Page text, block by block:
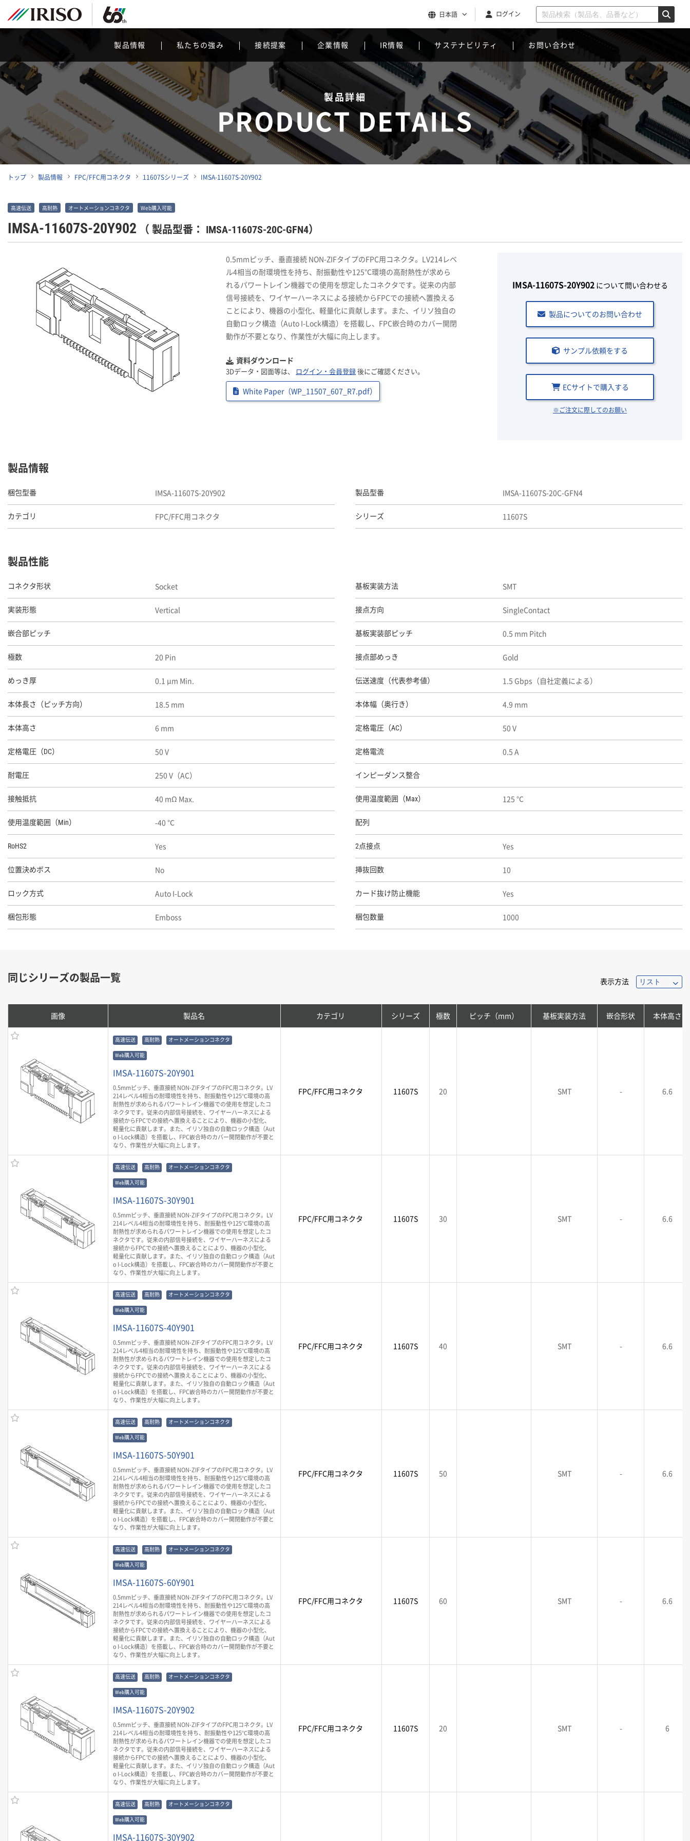
日本語 ログイン
製品情報 私たちの強み 接続提案 企業情報 IR情報 サステナビリティ お問い合わせ
製品詳細
PRODUCT DETAILS
トップ 製品情報 FPC/FFC用コネクタ 11607Sシリーズ IMSA-11607S-20Y902
高速伝送 高耐熱 オートメーションコネクタ Web購入可能
IMSA-11607S-20Y902 （ 製品型番： IMSA-11607S-20C-GFN4）
0.5mmピッチ、垂直接続 NON-ZIFタイプのFPC用コネクタ。LV214レベ
ル4相当の耐環境性を持ち、耐振動性や125℃環境の高耐熱性が求めら
れるパワートレイン機器での使用を想定したコネクタです。従来の内部
信号接続を、ワイヤーハーネスによる接続からFPCでの接続へ置換える
ことにより、機器の小型化、軽量化に貢献します。また、イリソ独自の
自動ロック構造（Auto I-Lock構造）を搭載し、FPC嵌合時のカバー開閉
動作が不要となり、作業性が大幅に向上します。
資料ダウンロード
3Dデータ・図面等は、 ログイン・会員登録後にご確認ください。
White Paper（WP_11507_607_R7.pdf）
IMSA-11607S-20Y902について問い合わせる
製品についてのお問い合わせ
サンプル依頼をする
ECサイトで購入する
※ご注文に際してのお願い
製品情報
梱包型番 IMSA-11607S-20Y902 製品型番 IMSA-11607S-20C-GFN4
カテゴリ FPC/FFC用コネクタ シリーズ 11607S
製品性能
コネクタ形状 Socket 基板実装方法 SMT
実装形態 Vertical 接点方向 SingleContact
嵌合部ピッチ 基板実装部ピッチ 0.5 mm Pitch
極数 20 Pin 接点部めっき Gold
めっき厚 0.1 μm Min. 伝送速度（代表参考値） 1.5 Gbps（自社定義による）
本体長さ（ピッチ方向） 18.5 mm 本体幅（奥行き） 4.9 mm
本体高さ 6 mm 定格電圧（AC） 50 V
定格電圧（DC） 50 V 定格電流 0.5 A
耐電圧 250 V（AC） インピーダンス整合
接触抵抗 40 mΩ Max. 使用温度範囲（Max） 125 ℃
使用温度範囲（Min） -40 ℃ 配列
RoHS2 Yes 2点接点 Yes
位置決めボス No 挿抜回数 10
ロック方式 Auto I-Lock カード抜け防止機能 Yes
梱包形態 Emboss 梱包数量 1000
同じシリーズの製品一覧 表示方法
画像 製品名 カテゴリ シリーズ 極数 ピッチ（mm） 基板実装方法 嵌合形状 本体高さ
高速伝送 高耐熱 オートメーションコネクタ
Web購入可能
IMSA-11607S-20Y901
0.5mmピッチ、垂直接続 NON-ZIFタイプのFPC用コネクタ。LV
214レベル4相当の耐環境性を持ち、耐振動性や125℃環境の高
耐熱性が求められるパワートレイン機器での使用を想定したコ
ネクタです。従来の内部信号接続を、ワイヤーハーネスによる
接続からFPCでの接続へ置換えることにより、機器の小型化、
軽量化に貢献します。また、イリソ独自の自動ロック構造（Aut
o I-Lock構造）を搭載し、FPC嵌合時のカバー開閉動作が不要と
なり、作業性が大幅に向上します。
FPC/FFC用コネクタ 11607S 20 SMT - 6.6
高速伝送 高耐熱 オートメーションコネクタ
Web購入可能
IMSA-11607S-30Y901
0.5mmピッチ、垂直接続 NON-ZIFタイプのFPC用コネクタ。LV
214レベル4相当の耐環境性を持ち、耐振動性や125℃環境の高
耐熱性が求められるパワートレイン機器での使用を想定したコ
ネクタです。従来の内部信号接続を、ワイヤーハーネスによる
接続からFPCでの接続へ置換えることにより、機器の小型化、
軽量化に貢献します。また、イリソ独自の自動ロック構造（Aut
o I-Lock構造）を搭載し、FPC嵌合時のカバー開閉動作が不要と
なり、作業性が大幅に向上します。
FPC/FFC用コネクタ 11607S 30 SMT - 6.6
高速伝送 高耐熱 オートメーションコネクタ
Web購入可能
IMSA-11607S-40Y901
0.5mmピッチ、垂直接続 NON-ZIFタイプのFPC用コネクタ。LV
214レベル4相当の耐環境性を持ち、耐振動性や125℃環境の高
耐熱性が求められるパワートレイン機器での使用を想定したコ
ネクタです。従来の内部信号接続を、ワイヤーハーネスによる
接続からFPCでの接続へ置換えることにより、機器の小型化、
軽量化に貢献します。また、イリソ独自の自動ロック構造（Aut
o I-Lock構造）を搭載し、FPC嵌合時のカバー開閉動作が不要と
なり、作業性が大幅に向上します。
FPC/FFC用コネクタ 11607S 40 SMT - 6.6
高速伝送 高耐熱 オートメーションコネクタ
Web購入可能
IMSA-11607S-50Y901
0.5mmピッチ、垂直接続 NON-ZIFタイプのFPC用コネクタ。LV
214レベル4相当の耐環境性を持ち、耐振動性や125℃環境の高
耐熱性が求められるパワートレイン機器での使用を想定したコ
ネクタです。従来の内部信号接続を、ワイヤーハーネスによる
接続からFPCでの接続へ置換えることにより、機器の小型化、
軽量化に貢献します。また、イリソ独自の自動ロック構造（Aut
o I-Lock構造）を搭載し、FPC嵌合時のカバー開閉動作が不要と
なり、作業性が大幅に向上します。
FPC/FFC用コネクタ 11607S 50 SMT - 6.6
高速伝送 高耐熱 オートメーションコネクタ
Web購入可能
IMSA-11607S-60Y901
0.5mmピッチ、垂直接続 NON-ZIFタイプのFPC用コネクタ。LV
214レベル4相当の耐環境性を持ち、耐振動性や125℃環境の高
耐熱性が求められるパワートレイン機器での使用を想定したコ
ネクタです。従来の内部信号接続を、ワイヤーハーネスによる
接続からFPCでの接続へ置換えることにより、機器の小型化、
軽量化に貢献します。また、イリソ独自の自動ロック構造（Aut
o I-Lock構造）を搭載し、FPC嵌合時のカバー開閉動作が不要と
なり、作業性が大幅に向上します。
FPC/FFC用コネクタ 11607S 60 SMT - 6.6
高速伝送 高耐熱 オートメーションコネクタ
Web購入可能
IMSA-11607S-20Y902
0.5mmピッチ、垂直接続 NON-ZIFタイプのFPC用コネクタ。LV
214レベル4相当の耐環境性を持ち、耐振動性や125℃環境の高
耐熱性が求められるパワートレイン機器での使用を想定したコ
ネクタです。従来の内部信号接続を、ワイヤーハーネスによる
接続からFPCでの接続へ置換えることにより、機器の小型化、
軽量化に貢献します。また、イリソ独自の自動ロック構造（Aut
o I-Lock構造）を搭載し、FPC嵌合時のカバー開閉動作が不要と
なり、作業性が大幅に向上します。
FPC/FFC用コネクタ 11607S 20 SMT - 6
高速伝送 高耐熱 オートメーションコネクタ
Web購入可能
IMSA-11607S-30Y902